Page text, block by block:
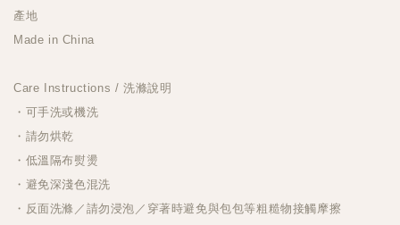
產地
Made in China
Care Instructions / 洗滌說明
・可手洗或機洗
・請勿烘乾
・低溫隔布熨燙
・避免深淺色混洗
・反面洗滌／請勿浸泡／穿著時避免與包包等粗糙物接觸摩擦